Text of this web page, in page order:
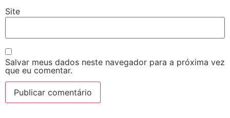
Site
Salvar meus dados neste navegador para a próxima vez
que eu comentar.